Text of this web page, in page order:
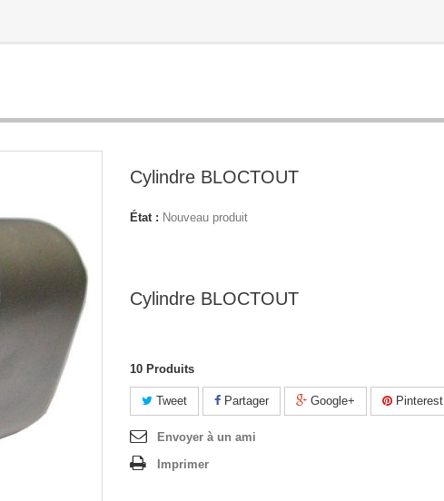
Cylindre BLOCTOUT
État : Nouveau produit
Cylindre BLOCTOUT
10 Produits
Tweet Partager Google+ Pinterest
Envoyer à un ami
Imprimer